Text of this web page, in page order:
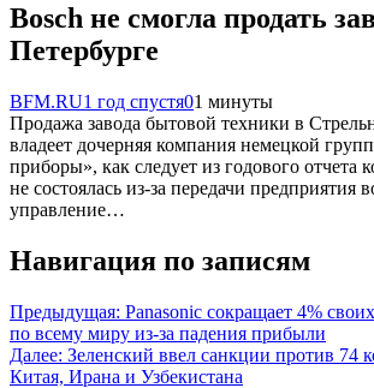
Bosch не смогла продать
Петербурге
BFM.RU1 год спустя01 минуты
Продажа завода бытовой техники в
владеет дочерняя компания немецкой
приборы», как следует из годового отчета
не состоялась из-за передачи предприятия
управление…
Навигация по записям
Предыдущая: Panasonic сокращает 4%
по всему миру из-за падения прибыли
Далее: Зеленский ввел санкции против 74
Китая, Ирана и Узбекистана